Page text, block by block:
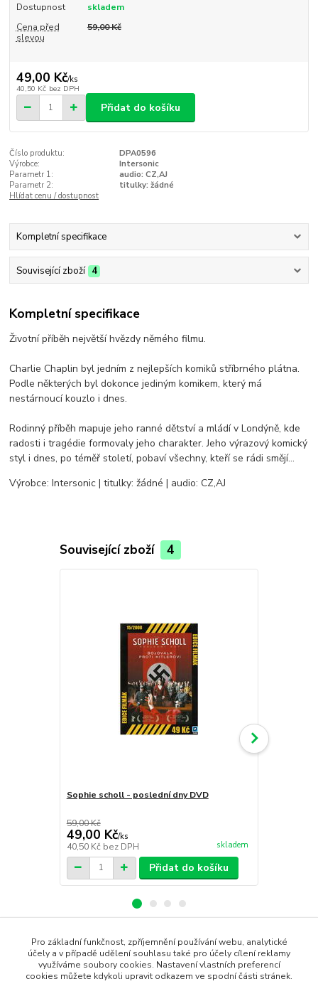
Dostupnost
skladem
Cena před
slevou
59,00 Kč
49,00 Kč/ks
40,50 Kč bez DPH
Přidat do košíku
Číslo produktu:
DPA0596
Výrobce:
Intersonic
Parametr 1:
audio: CZ,AJ
Parametr 2:
titulky: žádné
Hlídat cenu / dostupnost
Kompletní specifikace
Související zboží 4
Kompletní specifikace
Životní příběh největší hvězdy němého filmu.
Charlie Chaplin byl jedním z nejlepších komiků stříbrného plátna.
Podle některých byl dokonce jediným komikem, který má
nestárnoucí kouzlo i dnes.
Rodinný příběh mapuje jeho ranné dětství a mládí v Londýně, kde
radosti i tragédie formovaly jeho charakter. Jeho výrazový komický
styl i dnes, po téměř století, pobaví všechny, kteří se rádi smějí...
Výrobce: Intersonic | titulky: žádné | audio: CZ,AJ
Související zboží 4
Sophie scholl - poslední dny DVD
59,00 Kč
49,00 Kč/ks
40,50 Kč bez DPH skladem
Přidat do košíku
Zboží zařazeno v kategoriích
DVD filmy
Pro základní funkčnost, zpříjemnění používání webu, analytické
účely a v případě udělení souhlasu také pro účely cílení reklamy
využíváme soubory cookies. Nastavení vlastních preferencí
cookies můžete kdykoli upravit odkazem ve spodní části stránek.